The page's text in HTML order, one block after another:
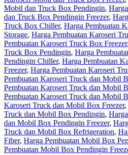
Mobil dan Truck Box Pendingin,
dan Truck Box Pendingin Freezer,
Truck Box Chiller, Harga Pembuatan
Storage, Harga Pembuatan Karoseri
Pembuatan Karoseri Truck Box Freezer,
Truck Box Pendingin, Harga
Pendingin Chiller, Harga Pembuatan
Freezer, Harga Pembuatan Karoseri
Pembuatan Karoseri Truck dan Mobil
Pembuatan Karoseri Truck dan Mobil
Pembuatan Karoseri Truck dan Mobil
Karoseri Truck dan Mobil Box Freezer,
Truck dan Mobil Box Pendingin,
dan Mobil Box Pendingin Freezer,
Truck dan Mobil Box Refrigeration,
Fiber, Harga Pembuatan Mobil Box
Pembuatan Mobil Box Pendingin